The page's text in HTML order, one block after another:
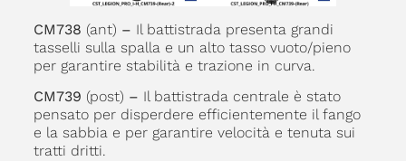
CM738 (ant) – Il battistrada presenta grandi
tasselli sulla spalla e un alto tasso vuoto/pieno
per garantire stabilità e trazione in curva.
CM739 (post) – Il battistrada centrale è stato
pensato per disperdere efficientemente il fango
e la sabbia e per garantire velocità e tenuta sui
tratti dritti.